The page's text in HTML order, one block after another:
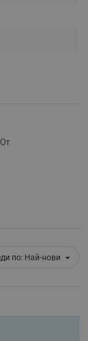
по: Най-нови